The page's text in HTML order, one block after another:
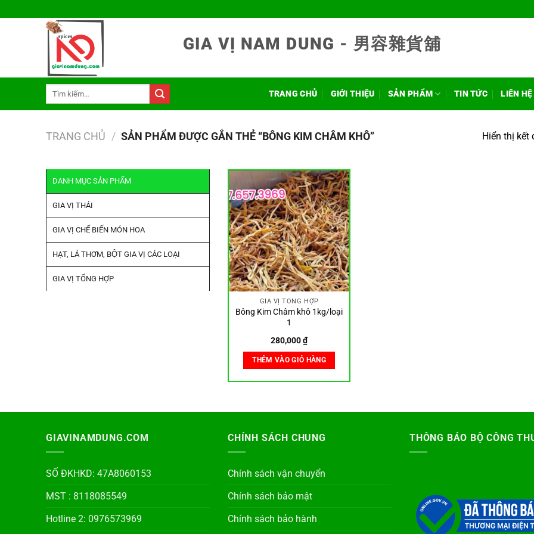
đến
GIA VỊ NAM DUNG - 男容雜貨舖
TRANG CHỦ GIỚI THIỆU SẢN PHẨM TIN TỨC LIÊN HỆ
TRANG CHỦ / SẢN PHẨM ĐƯỢC GẮN THẺ “BÔNG KIM CHÂM KHÔ” Hiển thị kết
DANH MỤC SẢN PHẨM
GIA VỊ THÁI
GIA VỊ CHẾ BIẾN MÓN HOA
HẠT, LÁ THƠM, BỘT GIA VỊ CÁC LOẠI
GIA VỊ TỔNG HỢP
GIA VỊ TỔNG HỢP
Bông Kim Châm khô 1kg/loại
1
280,000₫
THÊM VÀO GIỎ HÀNG
GIAVINAMDUNG.COM
SỐ ĐKHKD: 47A8060153
MST : 8118085549
Hotline 2: 0976573969
CHÍNH SÁCH CHUNG
Chính sách vận chuyển
Chính sách bảo mật
Chính sách bảo hành
THÔNG BÁO BỘ CÔNG